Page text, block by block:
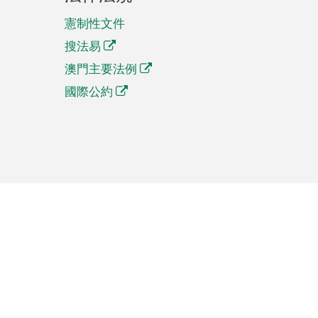
憲制性文件
搜法易
澳門主要法例
國際公約